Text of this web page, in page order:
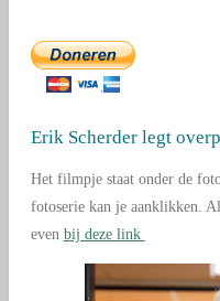
Erik Scherder legt
Het filmpje staat onder de
fotoserie kan je aanklikken.
even bij deze link